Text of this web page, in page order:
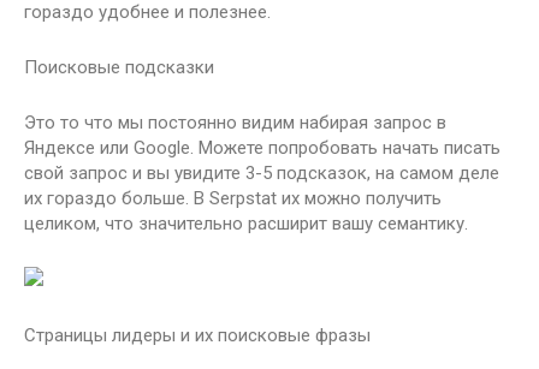
гораздо удобнее и полезнее.
Поисковые подсказки
Это то что мы постоянно видим набирая запрос в
Яндексе или Google. Можете попробовать начать писать
свой запрос и вы увидите 3-5 подсказок, на самом деле
их гораздо больше. В Serpstat их можно получить
целиком, что значительно расширит вашу семантику.
Страницы лидеры и их поисковые фразы